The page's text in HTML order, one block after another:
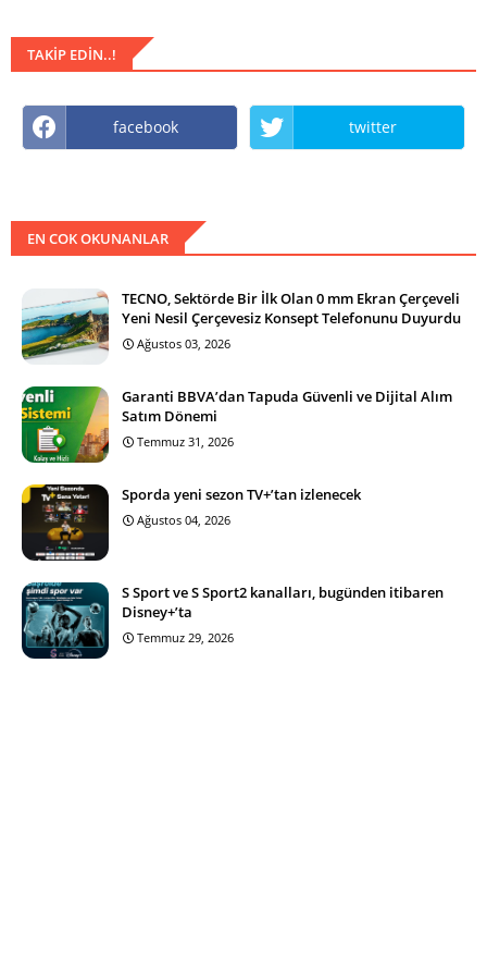
TAKIP EDIN..!
facebook twitter
EN COK OKUNANLAR
TECNO, Sektörde Bir İlk Olan 0 mm Ekran Çerçeveli
Yeni Nesil Çerçevesiz Konsept Telefonunu Duyurdu
Ağustos 03, 2026
Garanti BBVA’dan Tapuda Güvenli ve Dijital Alım
Satım Dönemi
Temmuz 31, 2026
Sporda yeni sezon TV+’tan izlenecek
Ağustos 04, 2026
S Sport ve S Sport2 kanalları, bugünden itibaren
Disney+’ta
Temmuz 29, 2026